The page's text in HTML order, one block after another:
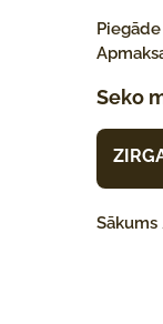
Piegāde
Seko
Sākums